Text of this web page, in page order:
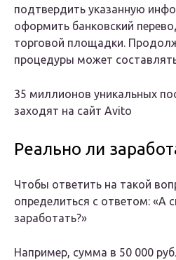
подтвердить указанную
оформить банковский
торговой площадки.
процедуры может
35 миллионов уникальных
заходят на сайт Avito
Реально ли
Чтобы ответить на такой
определиться с ответом: «A
заработать?»
Например, сумма в 50 000